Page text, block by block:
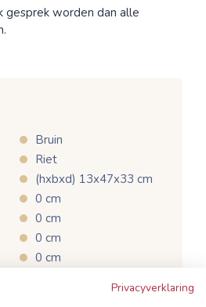
gesprek worden dan alle
Bruin
Riet
(hxbxd) 13x47x33 cm
0 cm
0 cm
0 cm
0 cm
Pronto Wonen
Privacyverklaring